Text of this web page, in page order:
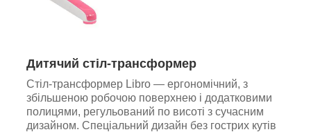
Дитячий стіл-трансформер
Стіл-трансформер Libro ― ергономічний, з
збільшеною робочою поверхнею і додатковими
полицями, регульований по висоті з сучасним
дизайном. Спеціальний дизайн без гострих кутів